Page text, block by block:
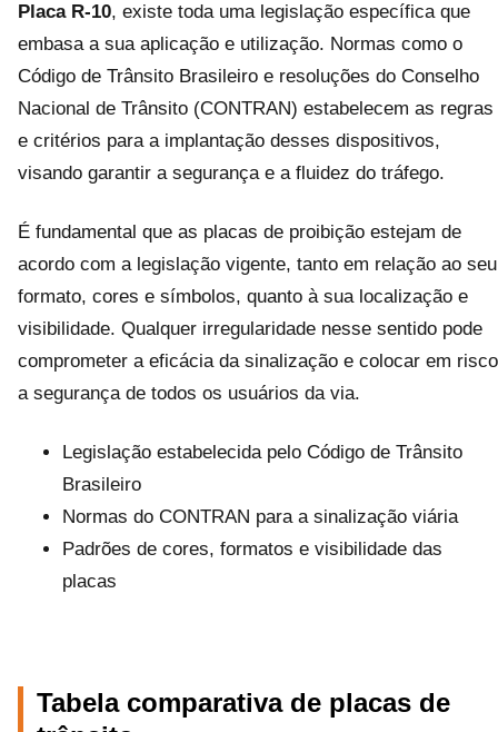
Placa R-10, existe toda uma legislação específica que
embasa a sua aplicação e utilização. Normas como o
Código de Trânsito Brasileiro e resoluções do Conselho
Nacional de Trânsito (CONTRAN) estabelecem as regras
e critérios para a implantação desses dispositivos,
visando garantir a segurança e a fluidez do tráfego.
É fundamental que as placas de proibição estejam de
acordo com a legislação vigente, tanto em relação ao seu
formato, cores e símbolos, quanto à sua localização e
visibilidade. Qualquer irregularidade nesse sentido pode
comprometer a eficácia da sinalização e colocar em risco
a segurança de todos os usuários da via.
Legislação estabelecida pelo Código de Trânsito
Brasileiro
Normas do CONTRAN para a sinalização viária
Padrões de cores, formatos e visibilidade das
placas
Tabela comparativa de placas de